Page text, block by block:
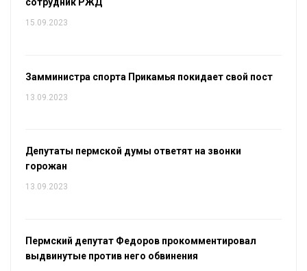
15.09.2023
Замминистра спорта Прикамья покидает свой пост
13.09.2023
Депутаты пермской думы ответят на звонки
горожан
13.09.2023
Пермский депутат Федоров прокомментировал
выдвинутые против него обвинения